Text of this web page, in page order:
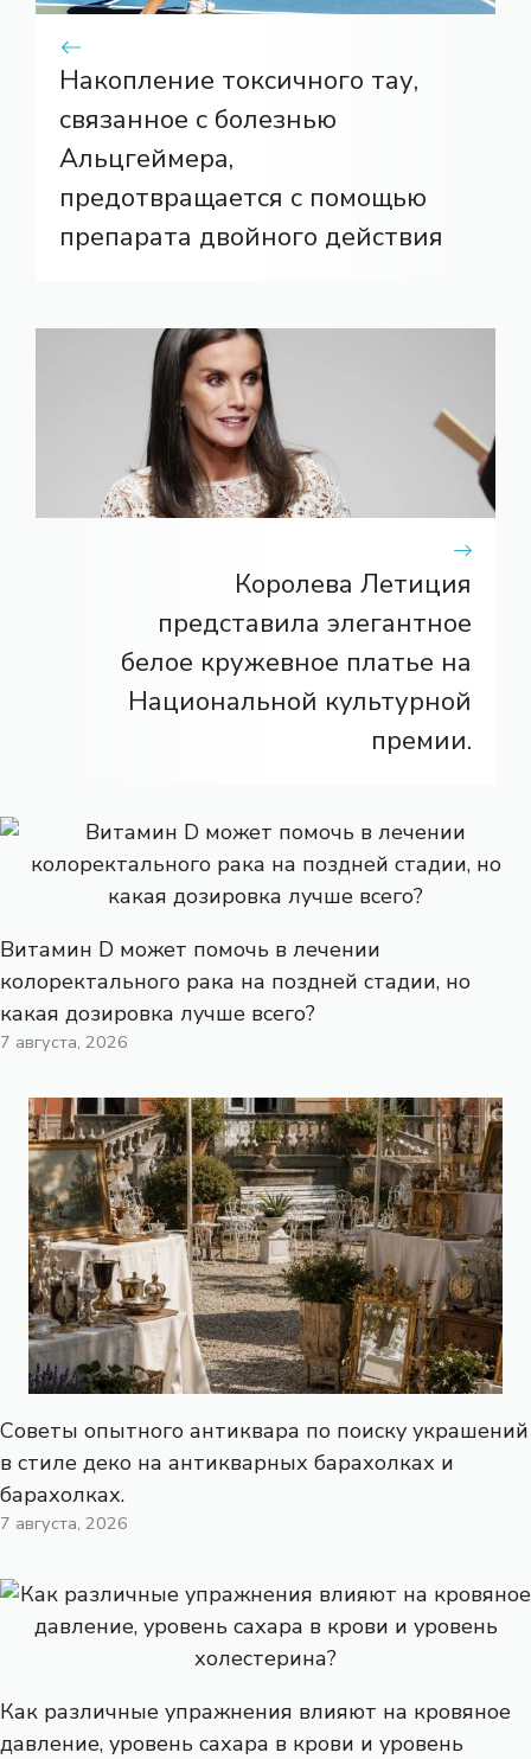
Накопление токсичного тау,
связанное с болезнью
Альцгеймера,
предотвращается с помощью
препарата двойного действия
Королева Летиция
представила элегантное
белое кружевное платье на
Национальной культурной
премии.
Витамин D может помочь в лечении
колоректального рака на поздней стадии, но
какая дозировка лучше всего?
7 августа, 2026
Советы опытного антиквара по поиску украшений
в стиле деко на антикварных барахолках и
барахолках.
7 августа, 2026
Как различные упражнения влияют на кровяное
давление, уровень сахара в крови и уровень